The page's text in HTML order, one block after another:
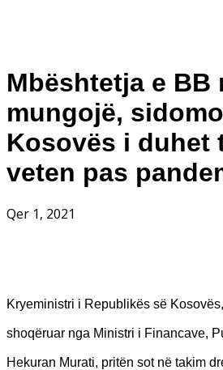
Mbështetja e BB
mungojë,
Kosovës i duhet
veten pas
Qer 1, 2021
Kryeministri i Republikës së
shoqëruar nga Ministri i Financave,
Hekuran Murati, pritën sot në takim